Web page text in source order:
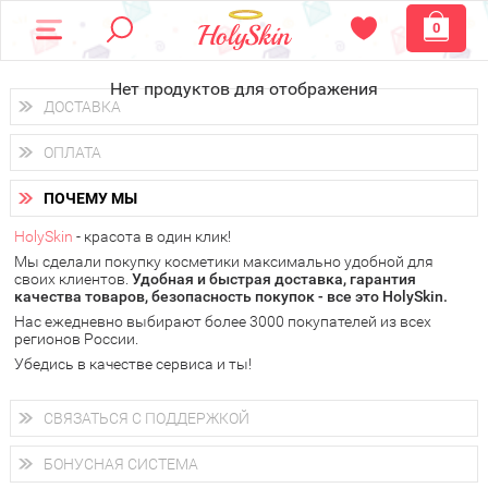
0
Нет продуктов для отображения
ДОСТАВКА
Доставка осуществляетсяпо всем городам России.
Вы можете выбрать доставку курьером, Почтой России или
получить заказ в пунктах выдачи PickPoint или пункте
самовывоза.
В 20 городах России доставка осуществляется ужена
следующий день.
у Вас всегда есть возможность получитьбесплатную
доставку от HolySkin.
подробнее об условиях доставки и оплаты в Вашем городе
ОПЛАТА
Вы можете оплатить свой заказ любым удобным способом:
наличными деньгами (
через интернет-банк (Альфа-банк, Сбербанк) и другими
электронными способами.
ПОЧЕМУ МЫ
HolySkin - красота в один клик!
Мы сделали покупку косметики максимально удобной для
своих клиентов. Удобная и быстрая доставка, гарантия
качества товаров, безопасность покупок - все это HolySkin.
Нас ежедневно выбирают более 3000 покупателей из всех
регионов России.
Убедись в качестве сервиса и ты!
СВЯЗАТЬСЯ С ПОДДЕРЖКОЙ
+7 (800) 707-24-55
Мы будем рады ответить на все Ваши вопросы по работе
магазина, проконсультировать по товарам, рассказать о
БОНУСНАЯ СИСТЕМА